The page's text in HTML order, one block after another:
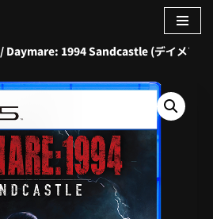
/ Daymare: 1994 Sandcastle (デイメア